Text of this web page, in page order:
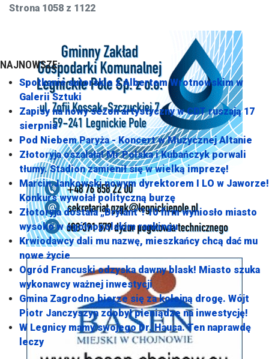
Strona 1058 z 1122
NAJNOWSZE:
Spotkanie autorskie z Albertem Wrotnowskim w
Galerii Sztuki
Zapisy na nowy sezon artystyczny w CDT ruszają 17
sierpnia
Pod Niebem Paryża - Koncert w Muzycznej Altanie
Złotoryja oszalała! Mr Polska i Kubańczyk porwali
tłumy. Stadion zamienił się w wielką imprezę!
Marcin Jankowski nowym dyrektorem I LO w Jaworze!
Konkurs wywołał polityczną burzę
Złotoryja dostała „Brylant”! 10 firm wyniosło miasto
wysoko w ogólnopolskim rankingu
Krwiodawcy dali mu nazwę, mieszkańcy chcą dać mu
nowe życie
Ogród Francuski odzyska dawny blask! Miasto szuka
wykonawcy ważnej inwestycji
Gmina Zagrodno bierze się za kolejną drogę. Wójt
Piotr Janczyszyn zdobył pieniądze na inwestycję!
W Legnicy mamy swojego Dr. Hausa. Ten naprawdę
leczy